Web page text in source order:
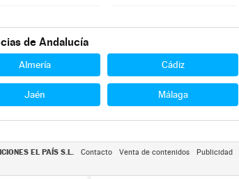
de Andalucía
Almería Cádiz
Jaén Málaga
EL PAÍS S.L. Contacto Venta de contenidos Publicidad